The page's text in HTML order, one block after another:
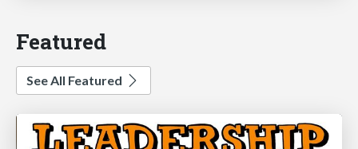
Featured
See All Featured